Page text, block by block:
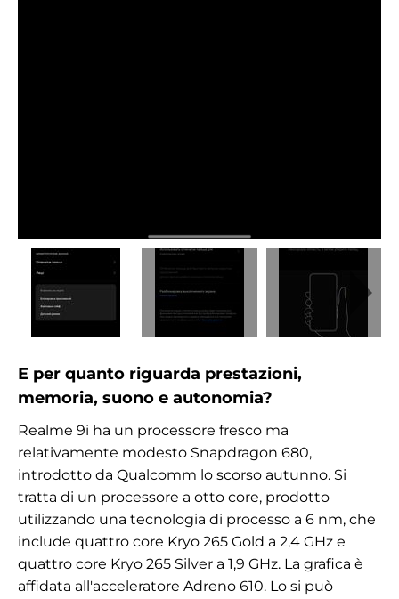
E per quanto riguarda prestazioni,
memoria, suono e autonomia?
Realme 9i ha un processore fresco ma
relativamente modesto Snapdragon 680,
introdotto da Qualcomm lo scorso autunno. Si
tratta di un processore a otto core, prodotto
utilizzando una tecnologia di processo a 6 nm, che
include quattro core Kryo 265 Gold a 2,4 GHz e
quattro core Kryo 265 Silver a 1,9 GHz. La grafica è
affidata all'acceleratore Adreno 610. Lo si può